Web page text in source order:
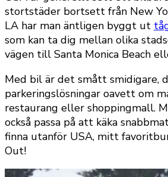
stortstäder bortsett från New
LA har man äntligen byggt ut
som kan ta dig mellan olika
vägen till Santa Monica Beach
Med bil är det smått smidigare,
parkeringslösningar oavett om
restaurang eller shoppingmall.
också passa på att käka
finna utanför USA, mitt
Out!